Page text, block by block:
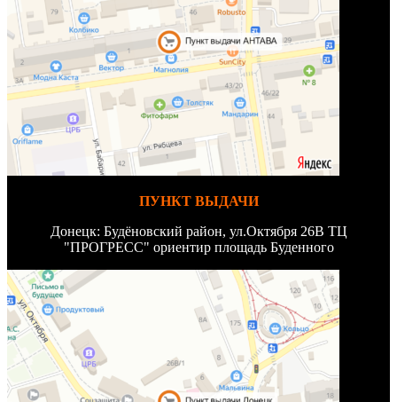
ПУНКТ ВЫДАЧИ
Донецк: Будёновский район, ул.Октября 26В ТЦ
"ПРОГРЕСС" ориентир площадь Буденного